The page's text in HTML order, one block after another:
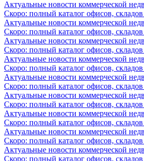
Актуальные новости коммерческой
Скоро: полный каталог офисов,
Актуальные новости коммерческой
Скоро: полный каталог офисов,
Актуальные новости коммерческой
Скоро: полный каталог офисов,
Актуальные новости коммерческой
Скоро: полный каталог офисов,
Актуальные новости коммерческой
Скоро: полный каталог офисов,
Актуальные новости коммерческой
Скоро: полный каталог офисов,
Актуальные новости коммерческой
Скоро: полный каталог офисов,
Актуальные новости коммерческой
Скоро: полный каталог офисов,
Актуальные новости коммерческой
Скоро: полный каталог офисов,